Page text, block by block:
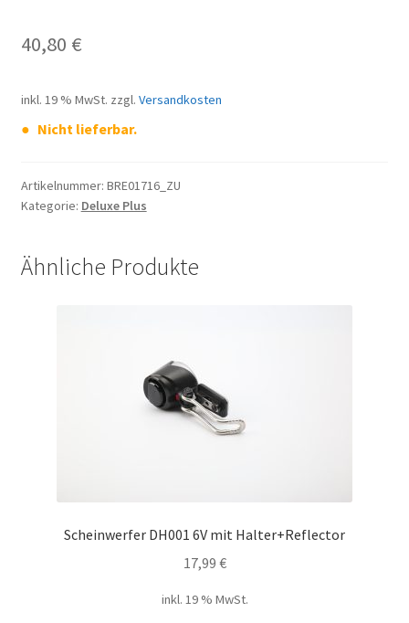
40,80 €
inkl. 19 % MwSt. zzgl. Versandkosten
Nicht lieferbar.
Artikelnummer: BRE01716_ZU
Kategorie: Deluxe Plus
Ähnliche Produkte
Scheinwerfer DH001 6V mit Halter+Reflector
17,99 €
inkl. 19 % MwSt.